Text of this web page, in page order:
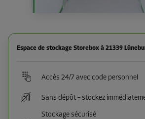
Espace de stockage Storebox à 21339
Accès 24/7 avec code personnel
Sans dépôt – stockez
Stockage sécurisé